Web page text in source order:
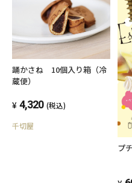
踊かさね 10個入り箱（冷
蔵便）
4,320 (税込)
千切屋
プ